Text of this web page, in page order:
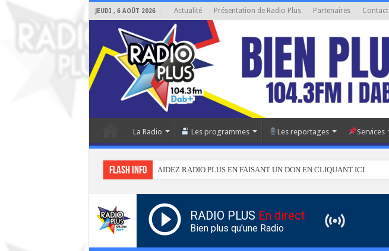
JEUDI , 6 AOÛT 2026 Actualité Présentation de Radio Plus Partenaires Contact
La Radio Les programmes Les reportages Services
Flash info AIDEZ RADIO PLUS EN FAISANT UN DON EN CLIQUANT ICI
RADIO PLUS En direct
Bien plus qu'une Radio